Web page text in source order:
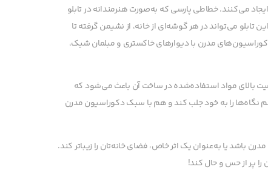
می‌کنند. خطاطی پارسی که به‌صورت هنرمندانه در تابلو
می‌تواند در هر گوشه‌ای از خانه، از نشیمن گرفته تا
مدرن با دیوارهای خاکستری و مبلمان شیک،
بالای مواد استفاده‌شده در ساخت آن باعث می‌شود که
نگاه‌ها را به خود جلب کند و هم با سبک دکوراسیون مدرن
باشد یا به‌عنوان یک اثر خاص، فضای خانه‌تان را زیباتر کند.
را پر از حس و حال کند!